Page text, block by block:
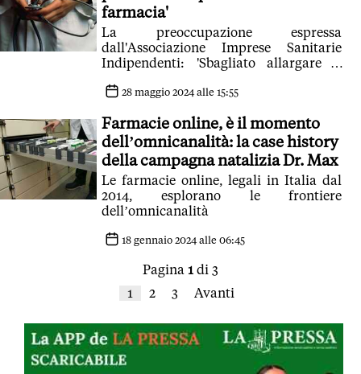
farmacia'
La preoccupazione espressa
dall'Associazione Imprese Sanitarie
Indipendenti: 'Sbagliato allargare il
proprio percorso. Per un
fare dal farmacista che tutto ha
studiato tranne che medicina'
28 maggio 2024 alle 15:55
Farmacie online, è il momento
dell’omnicanalità: la case history
della campagna natalizia Dr. Max
Le farmacie online, legali in Italia dal
2014, esplorano le frontiere
dell’omnicanalità
18 gennaio 2024 alle 06:45
Pagina 1 di 3
1
2 3 Avanti